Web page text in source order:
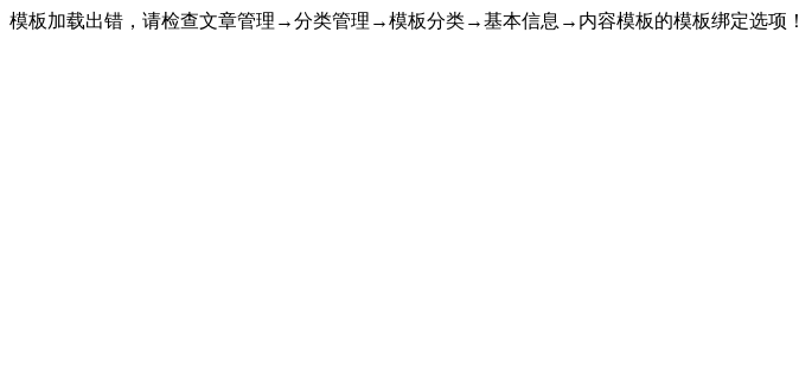
模板加载出错，请检查文章管理→分类管理→模板分类→基本信息→内容模板的模板绑定选项！